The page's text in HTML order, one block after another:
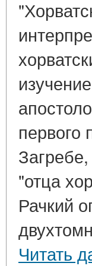
первого
"отца
Рачкий
Читать